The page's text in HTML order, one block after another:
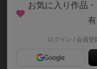
83名 0名 0
協力ゲームで、今回は3
0〜8の数字カードを時
お気に入り作品
有
ログイン / 会員登
Google